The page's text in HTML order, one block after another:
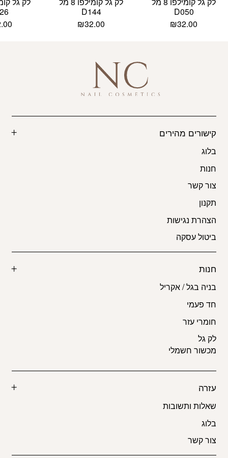
D050
₪32.00
D144
₪32.00
קישורים מהירים
בלוג
חנות
צור קשר
תקנון
הצהרת נגישות
ביטול עסקה
חנות
בניה בגל / אקריל
חד פעמי
חומרי עזר
לק גל
מכשור חשמלי
עזרה
שאלות ותשובות
בלוג
צור קשר